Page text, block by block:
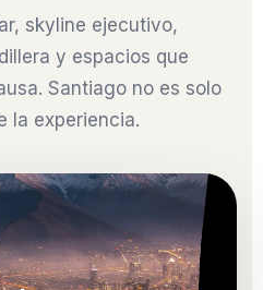
skyline ejecutivo,
y espacios que
Santiago no es solo
la experiencia.